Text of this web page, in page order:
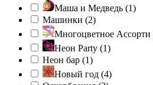
Маша и Медведь (1)
Машинки (2)
Многоцветное Ассорти
Неон Party (1)
Неон бар (1)
Новый год (4)